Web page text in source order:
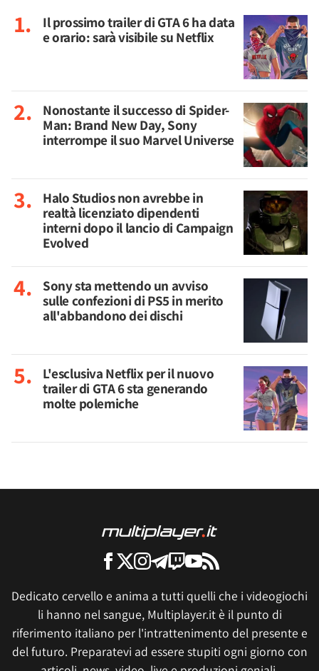
Il prossimo trailer di GTA 6 ha data
e orario: sarà visibile su Netflix
Nonostante il successo di Spider-
Man: Brand New Day, Sony
interrompe il suo Marvel Universe
Halo Studios non avrebbe in
realtà licenziato dipendenti
interni dopo il lancio di Campaign
Evolved
Sony sta mettendo un avviso
sulle confezioni di PS5 in merito
all'abbandono dei dischi
L'esclusiva Netflix per il nuovo
trailer di GTA 6 sta generando
molte polemiche
Dedicato cervello e anima a tutti quelli che i videogiochi
li hanno nel sangue, Multiplayer.it è il punto di
riferimento italiano per l'intrattenimento del presente e
del futuro. Preparatevi ad essere stupiti ogni giorno con